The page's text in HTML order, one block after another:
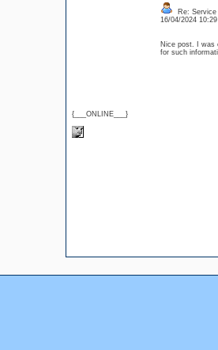
{___ONLINE___}
Re: Service
16/04/2024
Nice post. I was
for such